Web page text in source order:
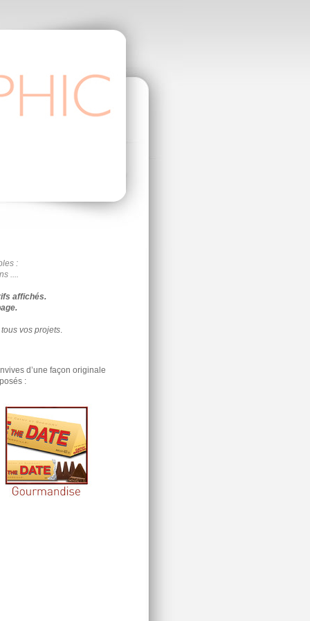
:
....
affichés.
vos projets.
d’une façon originale
: